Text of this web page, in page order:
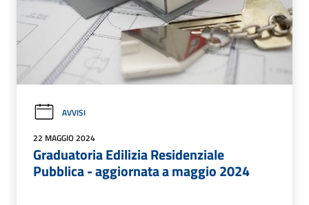
AVVISI
22 MAGGIO 2024
Graduatoria Edilizia Residenziale
Pubblica - aggiornata a maggio 2024